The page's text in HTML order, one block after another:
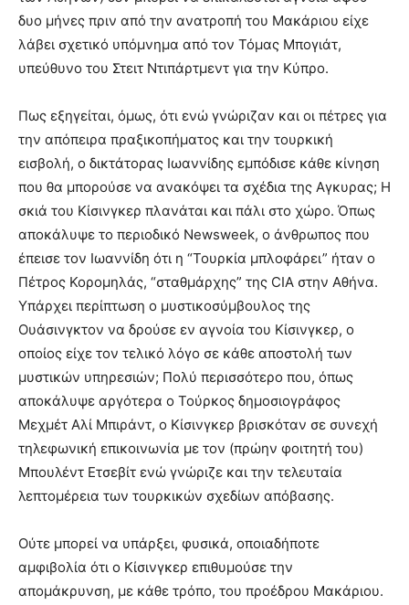
δυο μήνες πριν από την ανατροπή του Μακάριου είχε
λάβει σχετικό υπόμνημα από τον Τόμας Μπογιάτ,
υπεύθυνο του Στειτ Ντιπάρτμεντ για την Κύπρο.
Πως εξηγείται, όμως, ότι ενώ γνώριζαν και οι πέτρες για
την απόπειρα πραξικοπήματος και την τουρκική
εισβολή, ο δικτάτορας Ιωαννίδης εμπόδισε κάθε κίνηση
που θα μπορούσε να ανακόψει τα σχέδια της Αγκυρας; Η
σκιά του Κίσινγκερ πλανάται και πάλι στο χώρο. Όπως
αποκάλυψε το περιοδικό Newsweek, o άνθρωπος που
έπεισε τον Ιωαννίδη ότι η “Τουρκία μπλοφάρει” ήταν ο
Πέτρος Κορομηλάς, “σταθμάρχης” της CIA στην Αθήνα.
Υπάρχει περίπτωση ο μυστικοσύμβουλος της
Ουάσινγκτον να δρούσε εν αγνοία του Κίσινγκερ, ο
οποίος είχε τον τελικό λόγο σε κάθε αποστολή των
μυστικών υπηρεσιών; Πολύ περισσότερο που, όπως
αποκάλυψε αργότερα ο Τούρκος δημοσιογράφος
Μεχμέτ Αλί Μπιράντ, ο Κίσινγκερ βρισκόταν σε συνεχή
τηλεφωνική επικοινωνία με τον (πρώην φοιτητή του)
Μπουλέντ Ετσεβίτ ενώ γνώριζε και την τελευταία
λεπτομέρεια των τουρκικών σχεδίων απόβασης.
Ούτε μπορεί να υπάρξει, φυσικά, οποιαδήποτε
αμφιβολία ότι ο Κίσινγκερ επιθυμούσε την
απομάκρυνση, με κάθε τρόπο, του προέδρου Μακάριου.